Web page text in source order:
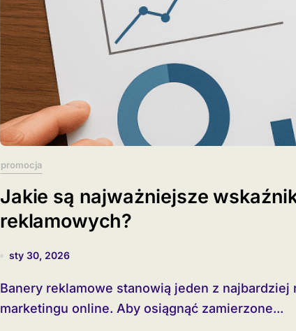
promocja
Jakie są najważniejsze
reklamowych?
sty 30, 2026
Banery reklamowe stanowią jeden z najbardziej rozpoznawalnych formatów w świecie
marketingu online. Aby osiągnąć zamierzone...